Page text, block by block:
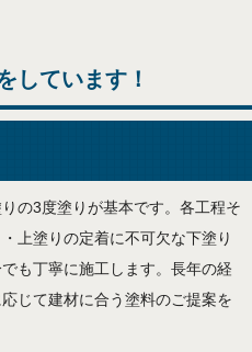
しています！
の3度塗りが基本です。各工程そ
上塗りの定着に不可欠な下塗り
も丁寧に施工します。長年の経
じて建材に合う塗料のご提案を